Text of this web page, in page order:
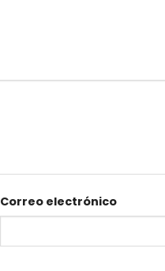
Correo electrónico